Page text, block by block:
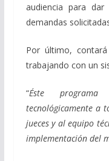
audiencia para
demandas
Por último,
trabajando con un
“Éste
tecnológicamente a
jueces y al equipo
implementación del